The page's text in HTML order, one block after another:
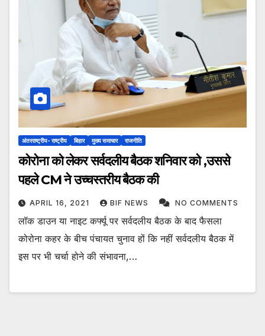
अंतरराष्ट्रीय- राष्ट्रीय बिहार मुख्य समाचार राजनीति
कोरोना को लेकर सर्वदलीय बैठक शनिवार को ,उससे
पहले CM ने उच्चस्तरीय बैठक की
APRIL 16, 2021 BIF NEWS NO COMMENTS
लॉक डाउन या नाइट कर्फ्यू पर सर्वदलीय बैठक के बाद फैसला
कोरोना कहर के बीच पंचायत चुनाव हों कि नहीं सर्वदलीय बैठक में
इस पर भी चर्चा होने की संभावना,…